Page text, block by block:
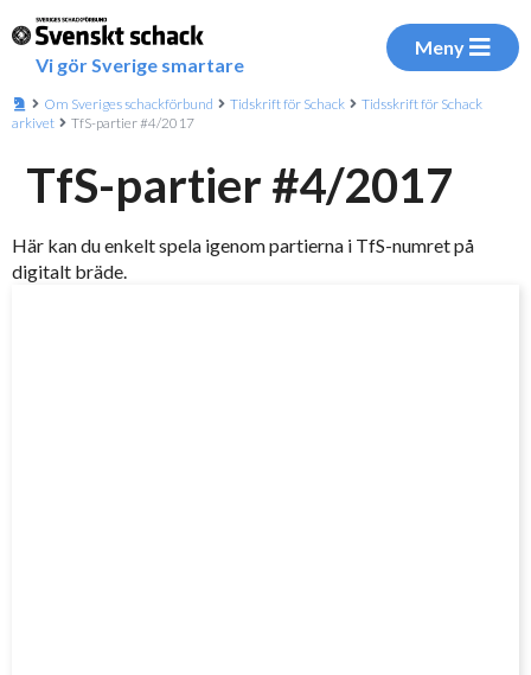
Vi gör Sverige smartare
Meny
Om Sveriges schackförbund Tidskrift för Schack
Tidsskrift för Schack
arkivet
TfS-partier #4/2017
TfS-partier #4/2017
Här kan du enkelt spela igenom partierna i TfS-numret på
digitalt bräde.